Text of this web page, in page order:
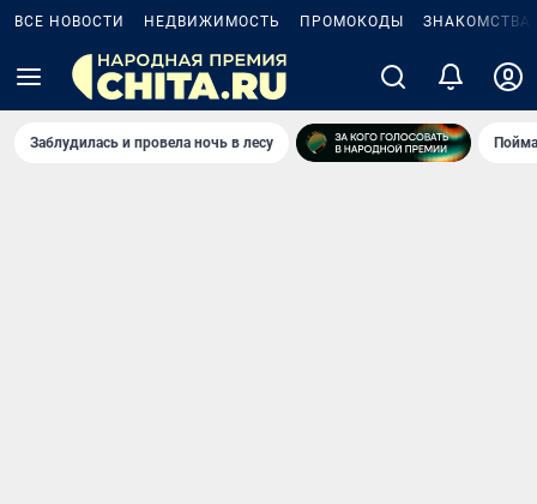
ВСЕ НОВОСТИ НЕДВИЖИМОСТЬ ПРОМОКОДЫ ЗНАКОМСТВА
Заблудилась и провела ночь в лесу